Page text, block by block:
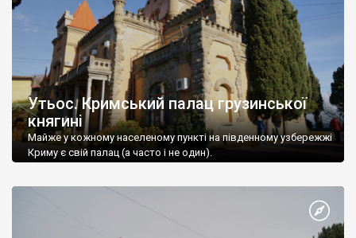
Утьос. Кримський палац грузинської
княгині
Майже у кожному населеному пункті на південному узбережжі
Криму є свій палац (а часто і не один).